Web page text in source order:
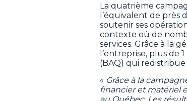
La quatrième
l’équivalent de près
soutenir ses
contexte où de
services. Grâce à la
l’entreprise, plus de
(BAQ) qui
« Grâce à la
financier et matériel